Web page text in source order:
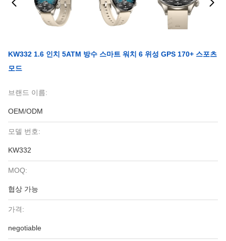
KW332 1.6 인치 5ATM 방수 스마트 워치 6 위성 GPS 170+ 스포츠
모드
브랜드 이름:
OEM/ODM
모델 번호:
KW332
MOQ:
협상 가능
가격:
negotiable